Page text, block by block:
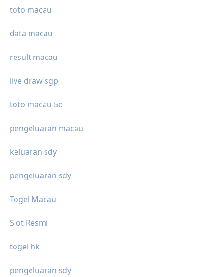
toto macau
data macau
result macau
live draw sgp
toto macau 5d
pengeluaran macau
keluaran sdy
pengeluaran sdy
Togel Macau
Slot Resmi
togel hk
pengeluaran sdy